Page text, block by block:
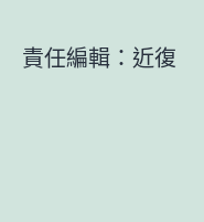
責任編輯：近復